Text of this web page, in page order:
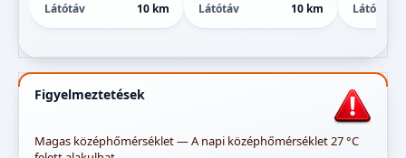
Látótáv
10 km
Látótáv
10 km
Látótáv
Figyelmeztetések
Magas középhőmérséklet — A napi középhőmérséklet 27 °C